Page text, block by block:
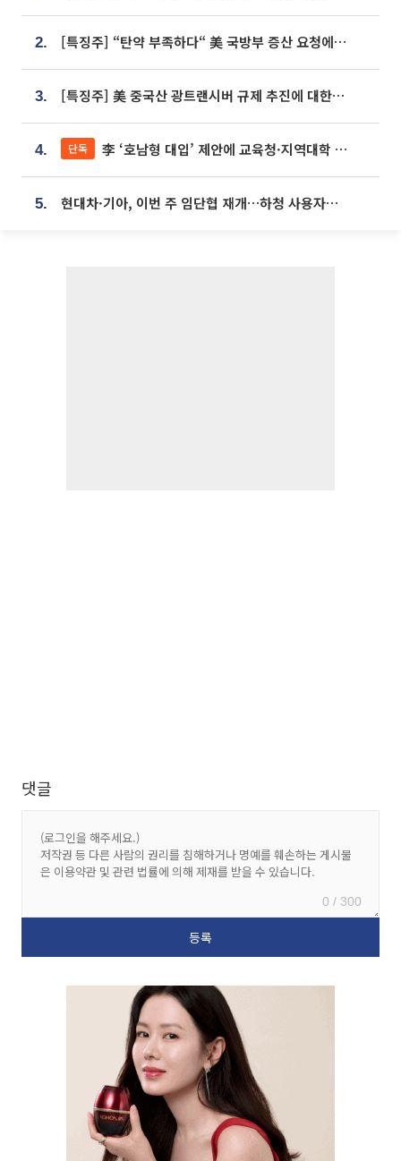
2. [특징주] “탄약 부족하다“ 美 국방부 증산 요청에⋯국내 방산주 급등세
3. [특징주] 美 중국산 광트랜시버 규제 추진에 대한광통신 등 광통신株 강세
4. 단독 李 ‘호남형 대입’ 제안에 교육청·지역대학 서·논술형 입시 연계 '착수'
5. 현대차·기아, 이번 주 임단협 재개…하청 사용자성 재심도 ‘변수’
댓글
0 / 300